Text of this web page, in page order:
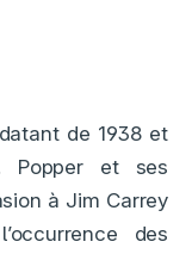
de 1938 et
Popper et ses
à Jim Carrey
des